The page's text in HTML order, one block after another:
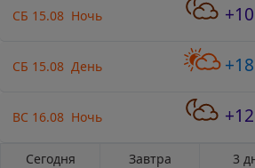
СБ 15.08 Ночь
СБ 15.08 День
ВС 16.08 Ночь
Сегодня Завтра 3